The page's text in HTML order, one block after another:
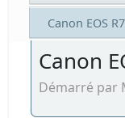
Canon EOS R7
Canon
Démarré par